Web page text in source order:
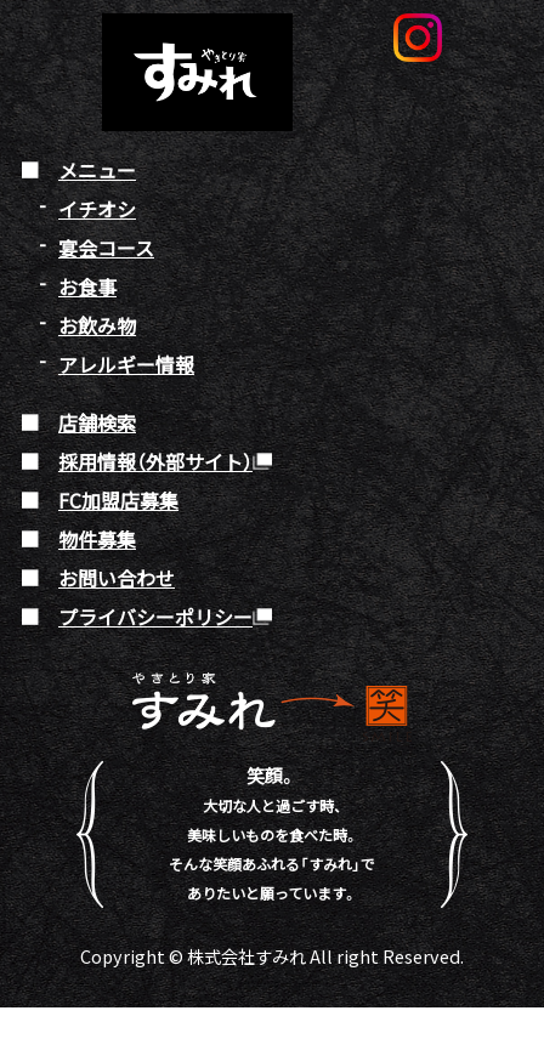
メニュー
イチオシ
宴会コース
お食事
お飲み物
アレルギー情報
店舗検索
採用情報（外部サイト）
FC加盟店募集
物件募集
お問い合わせ
プライバシーポリシー
笑顔。
大切な人と過ごす時、
美味しいものを食べた時。
そんな笑顔あふれる「すみれ」で
ありたいと願っています。
Copyright © 株式会社すみれ All right Reserved.